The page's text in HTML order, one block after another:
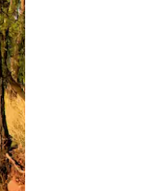
o dedo na tela.